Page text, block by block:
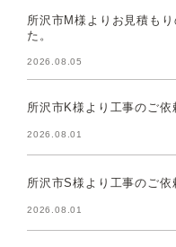
所沢市M様よりお見積も
た。
2026.08.05
所沢市K様より工事のご依
2026.08.01
所沢市S様より工事のご依
2026.08.01